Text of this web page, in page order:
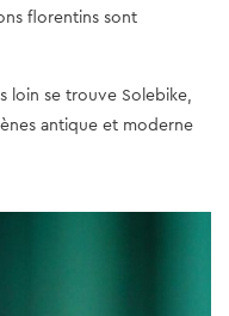
florentins sont
loin se trouve Solebike,
antique et moderne